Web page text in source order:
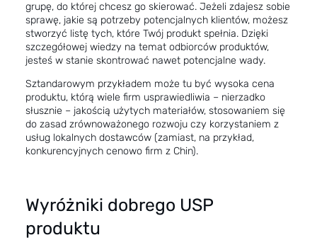
grupę, do której chcesz go skierować. Jeżeli zdajesz sobie
sprawę, jakie są potrzeby potencjalnych klientów, możesz
stworzyć listę tych, które Twój produkt spełnia. Dzięki
szczegółowej wiedzy na temat odbiorców produktów,
jesteś w stanie skontrować nawet potencjalne wady.
Sztandarowym przykładem może tu być wysoka cena
produktu, którą wiele firm usprawiedliwia – nierzadko
słusznie – jakością użytych materiałów, stosowaniem się
do zasad zrównoważonego rozwoju czy korzystaniem z
usług lokalnych dostawców (zamiast, na przykład,
konkurencyjnych cenowo firm z Chin).
Wyróżniki dobrego USP
produktu